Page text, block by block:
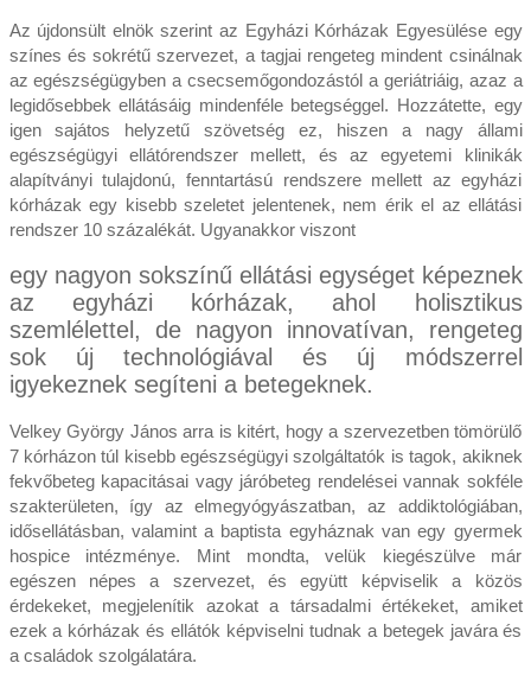
Az újdonsült elnök szerint az Egyházi Kórházak Egyesülése egy
színes és sokrétű szervezet, a tagjai rengeteg mindent csinálnak
az egészségügyben a csecsemőgondozástól a geriátriáig, azaz a
legidősebbek ellátásáig mindenféle betegséggel. Hozzátette, egy
igen sajátos helyzetű szövetség ez, hiszen a nagy állami
egészségügyi ellátórendszer mellett, és az egyetemi klinikák
alapítványi tulajdonú, fenntartású rendszere mellett az egyházi
kórházak egy kisebb szeletet jelentenek, nem érik el az ellátási
rendszer 10 százalékát. Ugyanakkor viszont
egy nagyon sokszínű ellátási egységet képeznek
az egyházi kórházak, ahol holisztikus
szemlélettel, de nagyon innovatívan, rengeteg
sok új technológiával és új módszerrel
igyekeznek segíteni a betegeknek.
Velkey György János arra is kitért, hogy a szervezetben tömörülő
7 kórházon túl kisebb egészségügyi szolgáltatók is tagok, akiknek
fekvőbeteg kapacitásai vagy járóbeteg rendelései vannak sokféle
szakterületen, így az elmegyógyászatban, az addiktológiában,
idősellátásban, valamint a baptista egyháznak van egy gyermek
hospice intézménye. Mint mondta, velük kiegészülve már
egészen népes a szervezet, és együtt képviselik a közös
érdekeket, megjelenítik azokat a társadalmi értékeket, amiket
ezek a kórházak és ellátók képviselni tudnak a betegek javára és
a családok szolgálatára.